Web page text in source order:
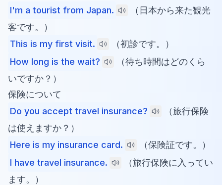
I'm a tourist from Japan.
（日本から来た観光
客です。）
This is my first visit.
（初診です。）
How long is the wait?
（待ち時間はどのくら
いですか？）
保険について
Do you accept travel insurance?
（旅行保険
は使えますか？）
Here is my insurance card.
（保険証です。）
I have travel insurance.
（旅行保険に入ってい
ます。）